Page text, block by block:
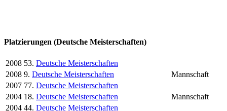
Platzierungen (Deutsche Meisterschaften)
2008 53. Deutsche Meisterschaften
2008 9. Deutsche Meisterschaften
Mannschaft
2007 77. Deutsche Meisterschaften
2004 18. Deutsche Meisterschaften
Mannschaft
2004 44. Deutsche Meisterschaften